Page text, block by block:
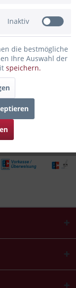
mehr
Inaktiv
die bestmögliche
Ihre Auswahl der
speichern.